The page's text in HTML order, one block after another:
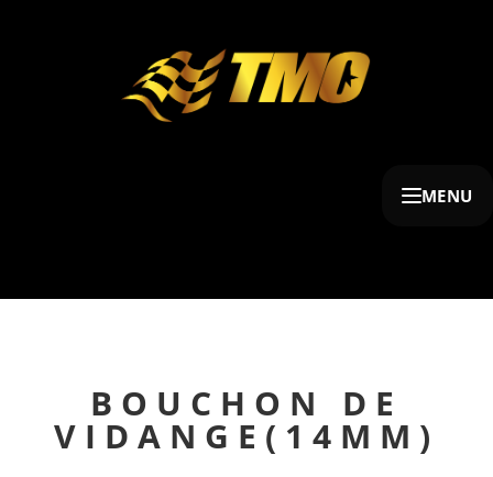
MENU
BOUCHON DE
VIDANGE(14MM)